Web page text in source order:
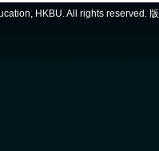
HKBU. All rights reserved.